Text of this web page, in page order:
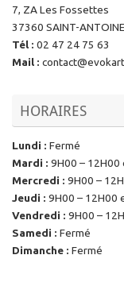
7, ZA Les Fossettes
37360 SAINT-
Tél : 02 47 24 75 63
Mail :
HORAIRES
Lundi : Fermé
Mardi : 9H00 – 12H00
Mercredi : 9H00 –
Jeudi : 9H00 – 12H00
Vendredi : 9H00 –
Samedi : Fermé
Dimanche : Fermé